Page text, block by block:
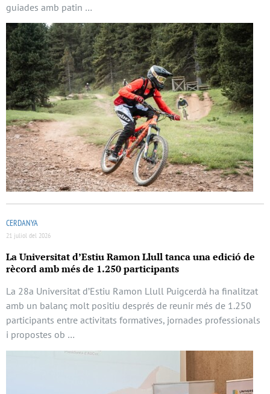
guiades amb patin …
CERDANYA
21 juliol del 2026
La Universitat d’Estiu Ramon Llull tanca una edició de
rècord amb més de 1.250 participants
La 28a Universitat d’Estiu Ramon Llull Puigcerdà ha finalitzat
amb un balanç molt positiu després de reunir més de 1.250
participants entre activitats formatives, jornades professionals
i propostes ob …